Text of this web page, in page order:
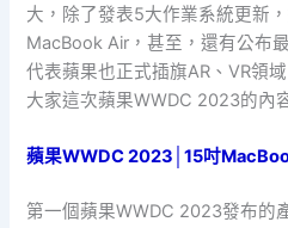
大，除了發表5大作業系統更新
MacBook Air，甚至，還有公布
代表蘋果也正式插旗AR、VR領
大家這次蘋果WWDC 2023的內
蘋果WWDC 2023│15吋
第一個蘋果WWDC 2023發布的